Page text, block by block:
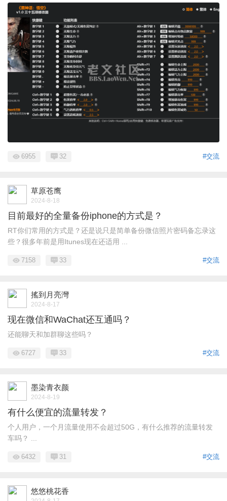
#交流
6955 32
草原苍鹰
2024-8-18
目前最好的全量备份iphone的方式是？
RT你们常用的方式是？还是说只是简单备份微信照片密码备忘录这
些？很多年前是用Itunes现在还适用 ...
#交流
7158 33
搖到月亮灣
2024-8-17
现在微信和WaChat还互通吗？
还能聊天和加群聊这些吗？
#交流
6727 33
墨染青衣颜
2024-8-19
有什么便宜的流量转发？
个人用户，一个月流量使用不会超过50G，有什么推荐的流量转发
车吗？ ...
#交流
6432 31
悠悠桃花香